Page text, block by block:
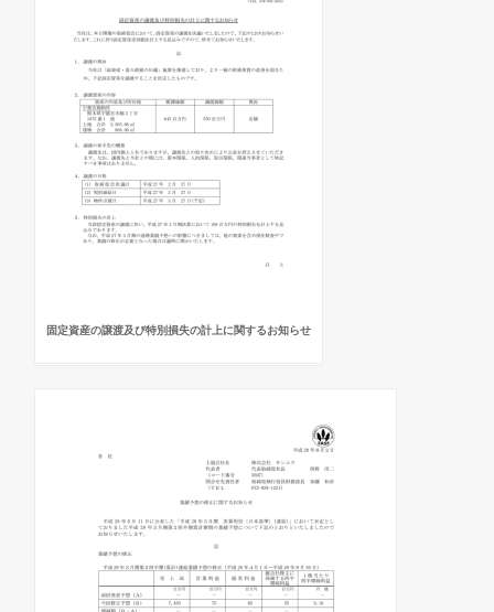
固定資産の譲渡及び特別損失の計上に関するお知らせ